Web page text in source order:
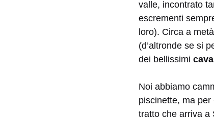
valle, incontrato
escrementi
loro). Circa a
(d’altronde se si
dei bellissimi
Noi abbiamo
piscinette, ma
tratto che arriva a